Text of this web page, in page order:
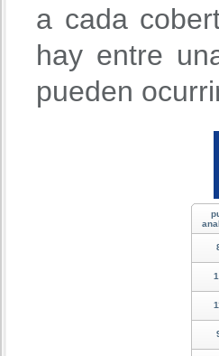
a cada
hay entre
pueden